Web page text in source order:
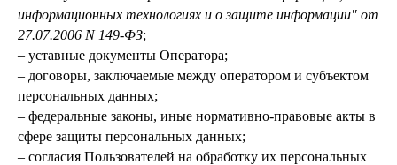
информационных технологиях и о защите информации" от
27.07.2006 N 149-ФЗ;
– уставные документы Оператора;
– договоры, заключаемые между оператором и субъектом
персональных данных;
– федеральные законы, иные нормативно-правовые акты в
сфере защиты персональных данных;
– согласия Пользователей на обработку их персональных